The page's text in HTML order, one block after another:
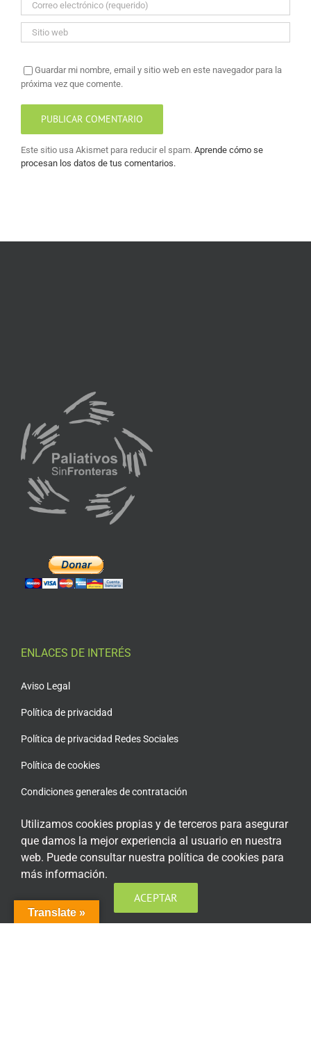
Guardar mi nombre, email y sitio web en este navegador para la
próxima vez que comente.
Este sitio usa Akismet para reducir el spam. Aprende cómo se
procesan los datos de tus comentarios.
ENLACES DE INTERÉS
Aviso Legal
Política de privacidad
Política de privacidad Redes Sociales
Política de cookies
Condiciones generales de contratación
Acceso plataforma de teleformación
ENCUÉNTRANOS EN LAS REDES SOCIALES
Translate »
Utilizamos cookies propias y de terceros para asegurar
que damos la mejor experiencia al usuario en nuestra
web. Puede consultar nuestra política de cookies para
más información.
ACEPTAR